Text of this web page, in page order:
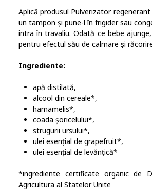
Aplică produsul Pulverizator
un tampon și pune-l în frigider sau
intra în travaliu. Odată ce bebe
pentru efectul său de calmare și
Ingrediente:
apă distilată,
alcool din cereale*,
hamamelis*,
coada șoricelului*,
strugurii ursului*,
ulei esențial de grapefruit*,
ulei esențial de levănțică*
*ingrediente certificate organic de
Agricultura al Statelor Unite